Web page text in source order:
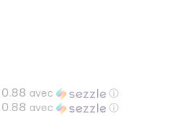
avec
ⓘ
avec ⓘ